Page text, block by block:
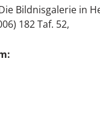
Bildnisgalerie in
182 Taf. 52,